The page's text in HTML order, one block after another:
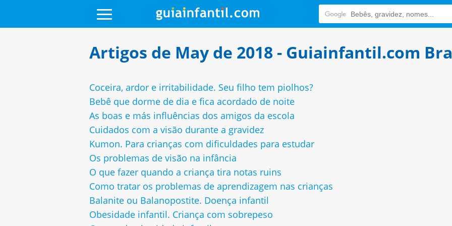
Artigos de May de 2018 - Guiainfantil.com
Coceira, ardor e irritabilidade. Seu filho tem piolhos?
Bebê que dorme de dia e fica acordado de noite
As boas e más influências dos amigos da escola
Cuidados com a visão durante a gravidez
Kumon. Para crianças com dificuldades para estudar
Os problemas de visão na infância
O que fazer quando a criança tira notas ruins
Como tratar os problemas de aprendizagem nas crianças
Balanite ou Balanopostite. Doença infantil
Obesidade infantil. Criança com sobrepeso